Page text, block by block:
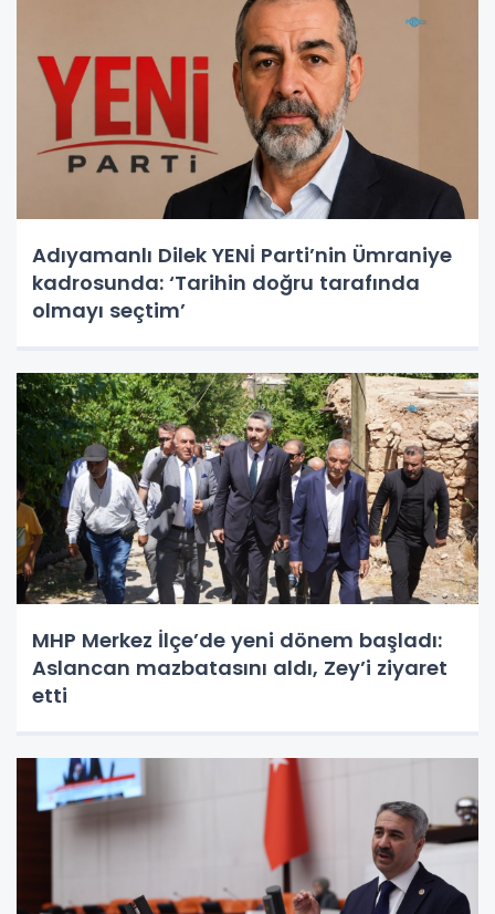
Adıyamanlı Dilek YENİ Parti’nin Ümraniye
kadrosunda: ‘Tarihin doğru tarafında
olmayı seçtim’
MHP Merkez İlçe’de yeni dönem başladı:
Aslancan mazbatasını aldı, Zey’i ziyaret
etti